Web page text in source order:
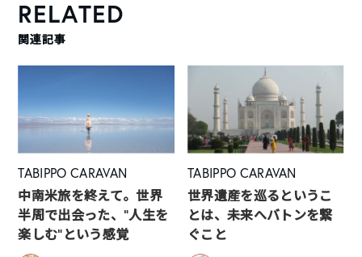
RELATED
関連記事
TABIPPO CARAVAN
中南米旅を終えて。世界
半周で出会った、“人生を
楽しむ”という感覚
TABIPPO CARAVAN
世界遺産を巡るというこ
とは、未来へバトンを繋
ぐこと